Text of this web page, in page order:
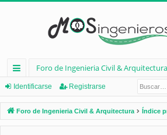
nl
ac
es
Foro de Ingenieria Civil & Arquitectura
Identificarse Registrarse
Foro de Ingenieria Civil & Arquitectura Índice